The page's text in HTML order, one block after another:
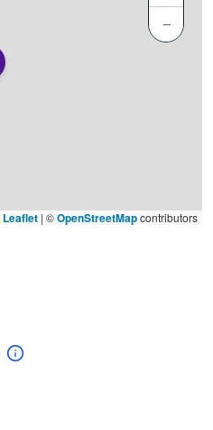
−
Leaflet | ©OpenStreetMapcontributors